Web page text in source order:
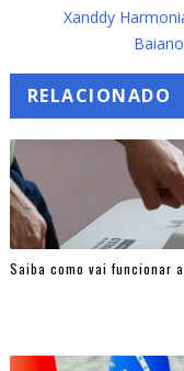
Xanddy
RELACIONADO
Saiba como vai funcionar